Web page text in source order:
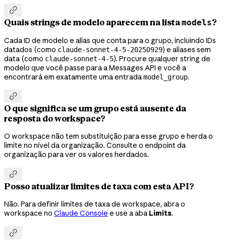

Quais strings de modelo aparecem na listamodels?
Cada ID de modelo e alias que conta para o grupo, incluindo IDs
datados (como claude-sonnet-4-5-20250929) e aliases sem
data (como claude-sonnet-4-5). Procure qualquer string de
modelo que você passe para a Messages API e você a
encontrará em exatamente uma entradamodel_group.

O que significa se um grupo está ausente da
resposta do workspace?
O workspace não tem substituição para esse grupo e herda o
limite no nível da organização. Consulte o endpoint da
organização para ver os valores herdados.

Posso atualizar limites de taxa com esta API?
Não. Para definir limites de taxa de workspace, abra o
workspace no Claude Console e use a aba Limits.
